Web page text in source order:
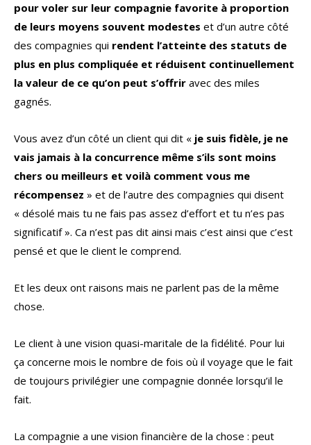
pour voler sur leur compagnie favorite à proportion
de leurs moyens souvent modestes et d’un autre côté
des compagnies qui rendent l’atteinte des statuts de
plus en plus compliquée et réduisent continuellement
la valeur de ce qu’on peut s’offrir avec des miles
gagnés.
Vous avez d’un côté un client qui dit « je suis fidèle, je ne
vais jamais à la concurrence même s’ils sont moins
chers ou meilleurs et voilà comment vous me
récompensez » et de l’autre des compagnies qui disent
« désolé mais tu ne fais pas assez d’effort et tu n’es pas
significatif ». Ca n’est pas dit ainsi mais c’est ainsi que c’est
pensé et que le client le comprend.
Et les deux ont raisons mais ne parlent pas de la même
chose.
Le client à une vision quasi-maritale de la fidélité. Pour lui
ça concerne mois le nombre de fois où il voyage que le fait
de toujours privilégier une compagnie donnée lorsqu’il le
fait.
La compagnie a une vision financière de la chose : peut